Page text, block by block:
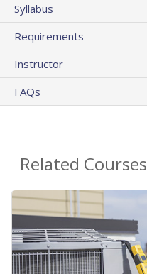
Syllabus
Requirements
Instructor
FAQs
Related Courses